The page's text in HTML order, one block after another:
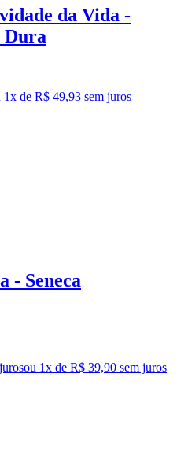
da Vida -
Dura
1x de R$ 49,93 sem juros
- Seneca
ou 1x de R$ 39,90 sem juros